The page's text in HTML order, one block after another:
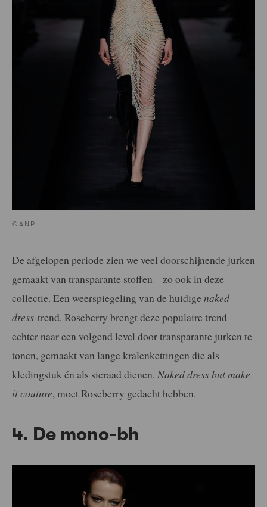
©ANP
De afgelopen periode zien we veel doorschijnende jurken
gemaakt van transparante stoffen – zo ook in deze
collectie. Een weerspiegeling van de huidige naked
dress-trend. Roseberry brengt deze populaire trend
echter naar een volgend level door transparante jurken te
tonen, gemaakt van lange kralenkettingen die als
kledingstuk én als sieraad dienen. Naked dress but make
it couture, moet Roseberry gedacht hebben.
4. De mono-bh